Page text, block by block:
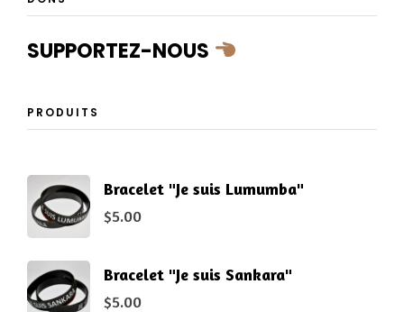
SUPPORTEZ-NOUS
PRODUITS
Bracelet "Je suis Lumumba"
$5.00
Bracelet "Je suis Sankara"
$5.00